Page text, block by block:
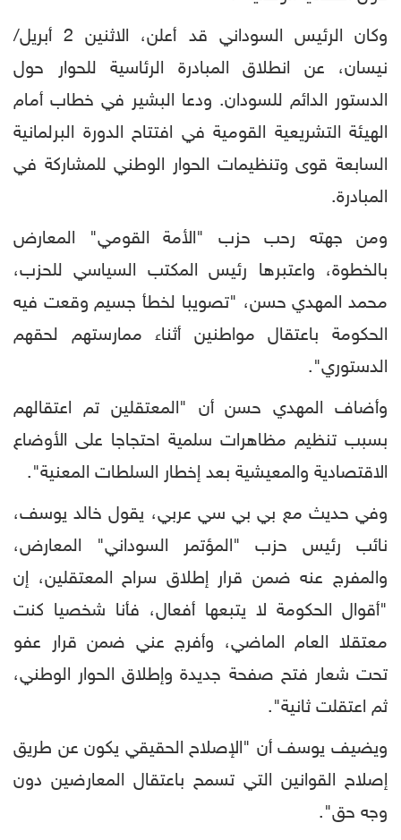
وكان الرئيس السوداني قد أعلن، الاثنين 2 أبريل/
نيسان، عن انطلاق المبادرة الرئاسية للحوار حول
الدستور الدائم للسودان. ودعا البشير في خطاب أمام
الهيئة التشريعية القومية في افتتاح الدورة البرلمانية
السابعة قوى وتنظيمات الحوار الوطني للمشاركة في
المبادرة.
ومن جهته رحب حزب "الأمة القومي" المعارض
بالخطوة، واعتبرها رئيس المكتب السياسي للحزب،
محمد المهدي حسن، "تصويبا لخطأ جسيم وقعت فيه
الحكومة باعتقال مواطنين أثناء ممارستهم لحقهم
الدستوري".
وأضاف المهدي حسن أن "المعتقلين تم اعتقالهم
بسبب تنظيم مظاهرات سلمية احتجاجا على الأوضاع
الاقتصادية والمعيشية بعد إخطار السلطات المعنية".
وفي حديث مع بي بي سي عربي، يقول خالد يوسف،
نائب رئيس حزب "المؤتمر السوداني" المعارض،
والمفرج عنه ضمن قرار إطلاق سراح المعتقلين، إن
"أقوال الحكومة لا يتبعها أفعال، فأنا شخصيا كنت
معتقلا العام الماضي، وأفرج عني ضمن قرار عفو
تحت شعار فتح صفحة جديدة وإطلاق الحوار الوطني،
ثم اعتقلت ثانية".
ويضيف يوسف أن "الإصلاح الحقيقي يكون عن طريق
إصلاح القوانين التي تسمح باعتقال المعارضين دون
وجه حق".